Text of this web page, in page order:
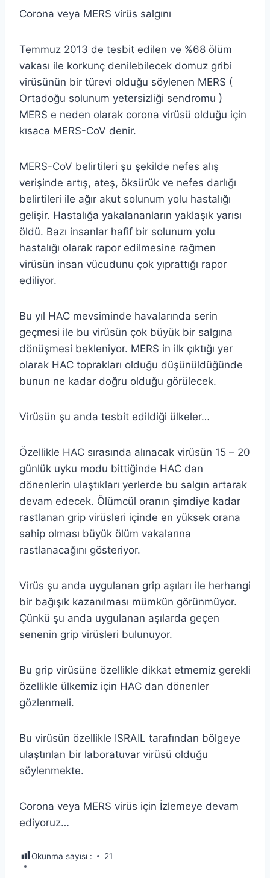
Corona veya MERS virüs salgını
Temmuz 2013 de tesbit edilen ve %68 ölüm
vakası ile korkunç denilebilecek domuz gribi
virüsünün bir türevi olduğu söylenen MERS (
Ortadoğu solunum yetersizliği sendromu )
MERS e neden olarak corona virüsü olduğu için
kısaca MERS-CoV denir.
MERS-CoV belirtileri şu şekilde nefes alış
verişinde artış, ateş, öksürük ve nefes darlığı
belirtileri ile ağır akut solunum yolu hastalığı
gelişir. Hastalığa yakalananların yaklaşık yarısı
öldü. Bazı insanlar hafif bir solunum yolu
hastalığı olarak rapor edilmesine rağmen
virüsün insan vücudunu çok yıprattığı rapor
ediliyor.
Bu yıl HAC mevsiminde havalarında serin
geçmesi ile bu virüsün çok büyük bir salgına
dönüşmesi bekleniyor. MERS in ilk çıktığı yer
olarak HAC toprakları olduğu düşünüldüğünde
bunun ne kadar doğru olduğu görülecek.
Virüsün şu anda tesbit edildiği ülkeler…
Özellikle HAC sırasında alınacak virüsün 15 – 20
günlük uyku modu bittiğinde HAC dan
dönenlerin ulaştıkları yerlerde bu salgın artarak
devam edecek. Ölümcül oranın şimdiye kadar
rastlanan grip virüsleri içinde en yüksek orana
sahip olması büyük ölüm vakalarına
rastlanacağını gösteriyor.
Virüs şu anda uygulanan grip aşıları ile herhangi
bir bağışık kazanılması mümkün görünmüyor.
Çünkü şu anda uygulanan aşılarda geçen
senenin grip virüsleri bulunuyor.
Bu grip virüsüne özellikle dikkat etmemiz gerekli
özellikle ülkemiz için HAC dan dönenler
gözlenmeli.
Bu virüsün özellikle ISRAIL tarafından bölgeye
ulaştırılan bir laboratuvar virüsü olduğu
söylenmekte.
Corona veya MERS virüs için İzlemeye devam
ediyoruz…
Okunma sayısı : 21